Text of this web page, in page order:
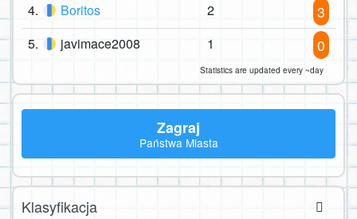
4. Boritos 2 3
5. javimace2008 1 0
Statistics are updated every ~day
Zagraj
Państwa Miasta
Klasyfikacja